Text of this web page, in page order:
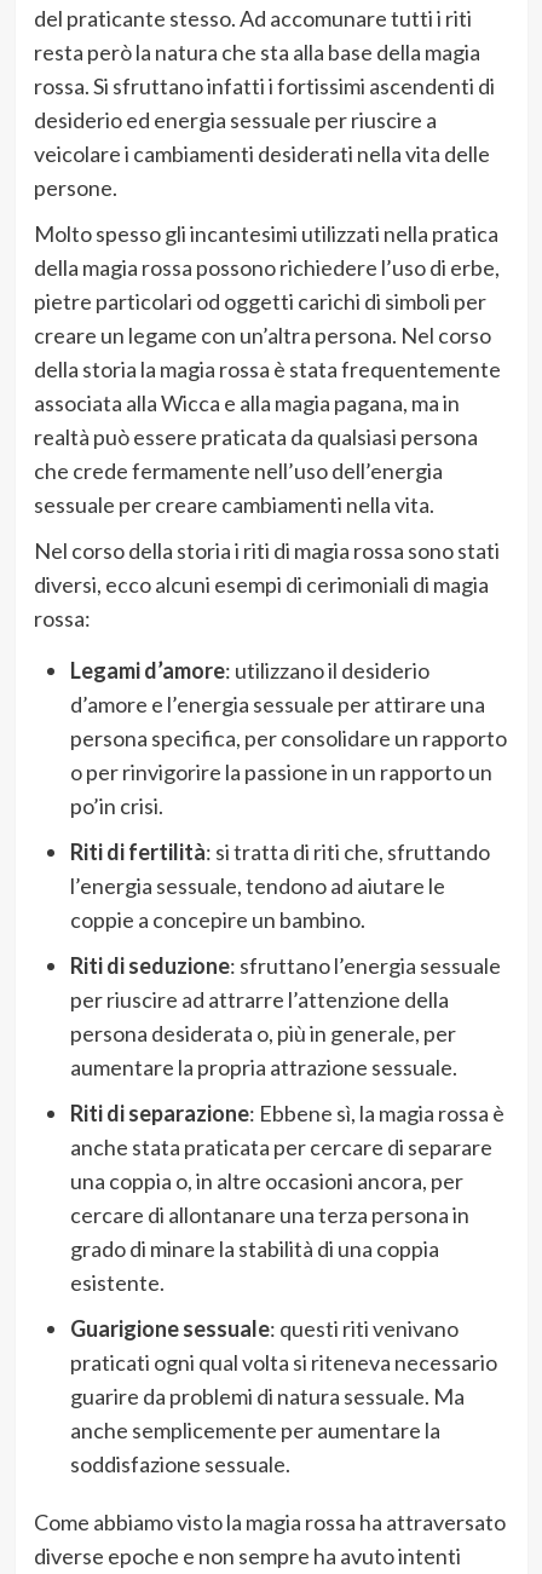
del praticante stesso. Ad accomunare tutti i riti
resta però la natura che sta alla base della magia
rossa. Si sfruttano infatti i fortissimi ascendenti di
desiderio ed energia sessuale per riuscire a
veicolare i cambiamenti desiderati nella vita delle
persone.
Molto spesso gli incantesimi utilizzati nella pratica
della magia rossa possono richiedere l’uso di erbe,
pietre particolari od oggetti carichi di simboli per
creare un legame con un’altra persona. Nel corso
della storia la magia rossa è stata frequentemente
associata alla Wicca e alla magia pagana, ma in
realtà può essere praticata da qualsiasi persona
che crede fermamente nell’uso dell’energia
sessuale per creare cambiamenti nella vita.
Nel corso della storia i riti di magia rossa sono stati
diversi, ecco alcuni esempi di cerimoniali di magia
rossa:
Legami d’amore: utilizzano il desiderio
d’amore e l’energia sessuale per attirare una
persona specifica, per consolidare un rapporto
o per rinvigorire la passione in un rapporto un
po’in crisi.
Riti di fertilità: si tratta di riti che, sfruttando
l’energia sessuale, tendono ad aiutare le
coppie a concepire un bambino.
Riti di seduzione: sfruttano l’energia sessuale
per riuscire ad attrarre l’attenzione della
persona desiderata o, più in generale, per
aumentare la propria attrazione sessuale.
Riti di separazione: Ebbene sì, la magia rossa è
anche stata praticata per cercare di separare
una coppia o, in altre occasioni ancora, per
cercare di allontanare una terza persona in
grado di minare la stabilità di una coppia
esistente.
Guarigione sessuale: questi riti venivano
praticati ogni qual volta si riteneva necessario
guarire da problemi di natura sessuale. Ma
anche semplicemente per aumentare la
soddisfazione sessuale.
Come abbiamo visto la magia rossa ha attraversato
diverse epoche e non sempre ha avuto intenti